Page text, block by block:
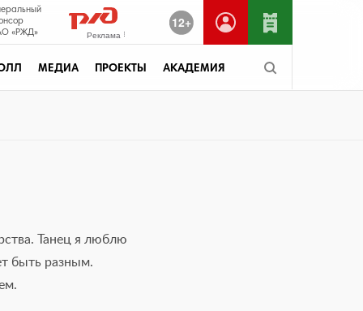
12+
«РЖД»
Реклама
МЕДИА ПРОЕКТЫ АКАДЕМИЯ
Танец я люблю
быть разным.